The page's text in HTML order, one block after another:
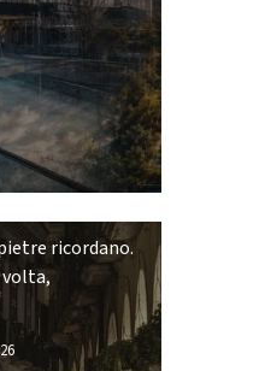
ricordano.
volta,